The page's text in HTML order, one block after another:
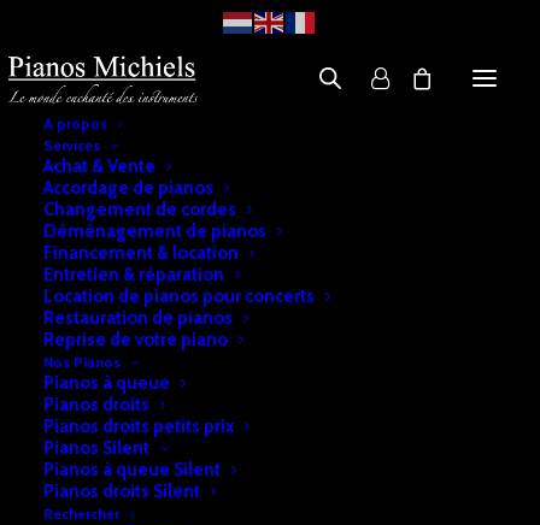
A propos
Services
Achat & Vente
Accordage de pianos
Changement de cordes
Déménagement de pianos
Financement & location
Entretien & réparation
Location de pianos pour concerts
Restauration de pianos
Reprise de votre piano
Nos Pianos
Pianos à queue
Pianos droits
Pianos droits petits prix
Pianos Silent
Pianos à queue Silent
Pianos droits Silent
Rechercher